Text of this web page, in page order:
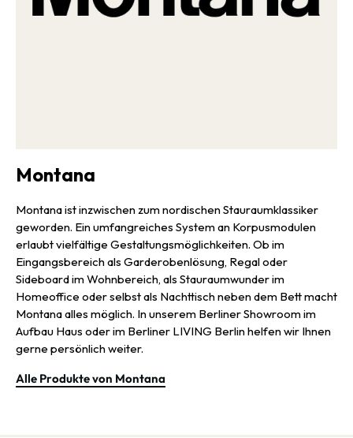
Montana
Montana ist inzwischen zum nordischen Stauraumklassiker
geworden. Ein umfangreiches System an Korpusmodulen
erlaubt vielfältige Gestaltungsmöglichkeiten. Ob im
Eingangsbereich als Garderobenlösung, Regal oder
Sideboard im Wohnbereich, als Stauraumwunder im
Homeoffice oder selbst als Nachttisch neben dem Bett macht
Montana alles möglich. In unserem Berliner Showroom im
Aufbau Haus oder im Berliner LIVING Berlin helfen wir Ihnen
gerne persönlich weiter.
Alle Produkte von Montana